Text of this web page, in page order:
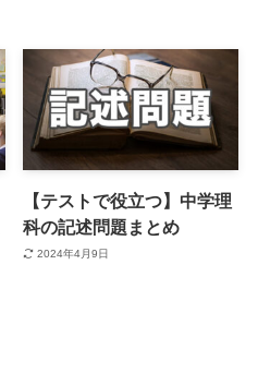
【テストで役立つ】中学理
科の記述問題まとめ
2024年4月9日